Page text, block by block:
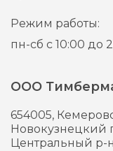
Режим работы:
пн-сб с 10:00 до
ООО
654005,
Новокузнецкий
Центральный р-